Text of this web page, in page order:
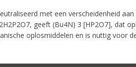
met een verscheidenheid
geeft (Bu4N) 3 [HP2O7], dat
oplosmiddelen en is nuttig voor